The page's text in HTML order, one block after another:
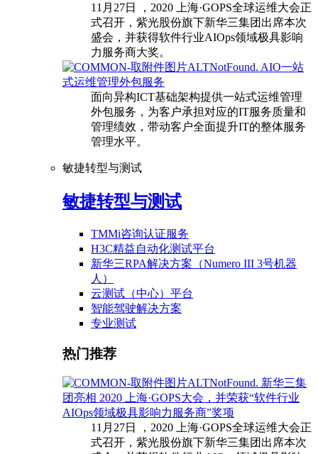
11月27日 ，2020 上海·GOPS全球运维大会正
式召开，紫光股份旗下新华三集团出席本次
盛会，并获得软件行业AIOps领域极具影响
力服务商大奖。
AIO一站
式运维管理外包服务
面向异构ICT基础架构提供一站式运维管理
外包服务，为客户承担对应的IT服务质量和
管理绩效，带动客户全面提升IT的整体服务
管理水平。
敏捷转型与测试
敏捷转型与测试
TMMi咨询认证服务
H3C精益自动化测试平台
新华三RPA解决方案（Numero III 3号机器
人）
云测试（中心）平台
智能驾驶解决方案
专业测试
热门推荐
新华三集
团亮相 2020 上海·GOPS大会，并荣获“软件行业
AIOps领域极具影响力服务商”奖项
11月27日 ，2020 上海·GOPS全球运维大会正
式召开，紫光股份旗下新华三集团出席本次